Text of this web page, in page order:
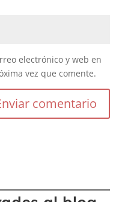
electrónico y web en
vez que comente.